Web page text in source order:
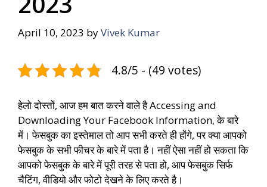
April 10, 2023 byVivek Kumar
4.8/5 - (49 votes)
हेलो दोस्तों, आज हम बात करने वाले है Accessing and
Downloading Your Facebook Information, के बारे
में। फेसबुक का इस्तेमाल तो आप सभी करते ही होंगे, पर क्या आपको
फेसबुक के सभी फीचर के बारे में पता है। नहीं ऐसा नहीं हो सकता कि
आपको फेसबुक के बारे में पूरी तरह से पता हो, आप फेसबुक सिर्फ
चैटिंग, वीडियो और फोटो देखने के लिए करते है।